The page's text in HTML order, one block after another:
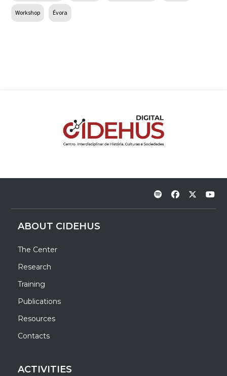
Workshop Évora
ABOUT CIDEHUS
The Center
Research
Training
Publications
Resources
Contacts
ACTIVITIES